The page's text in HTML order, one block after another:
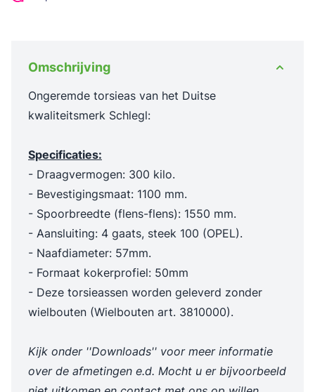
Omschrijving
Ongeremde torsieas van het Duitse
kwaliteitsmerk Schlegl:
Specificaties:
- Draagvermogen: 300 kilo.
- Bevestigingsmaat: 1100 mm.
- Spoorbreedte (flens-flens): 1550 mm.
- Aansluiting: 4 gaats, steek 100 (OPEL).
- Naafdiameter: 57mm.
- Formaat kokerprofiel: 50mm
- Deze torsieassen worden geleverd zonder
wielbouten (Wielbouten art. 3810000).
Kijk onder ''Downloads'' voor meer informatie
over de afmetingen e.d. Mocht u er bijvoorbeeld